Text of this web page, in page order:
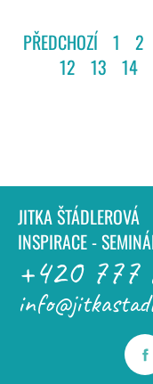
PŘEDCHOZÍ 1 2
12 13 14
JITKA ŠTÁDLEROVÁ
INSPIRACE -
+420 777